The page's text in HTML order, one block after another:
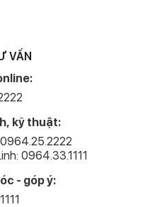
mà trong mọi pha chuyển
về hệ thống camera với
hợp cùng thuật toán cải tiến
siêu sắc nét.
VẤN
kỹ thuật:
0964.33.1111
- góp ý: